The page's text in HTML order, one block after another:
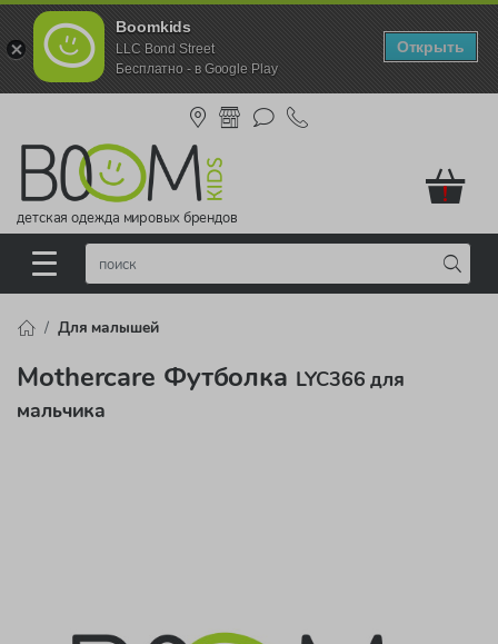
Boomkids
LLC Bond Street
Бесплатно - в Google Play
Открыть
детская одежда мировых брендов
!
Для малышей
Mothercare Футболка LYC366 для
мальчика